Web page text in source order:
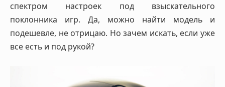
спектром настроек под взыскательного
поклонника игр. Да, можно найти модель и
подешевле, не отрицаю. Но зачем искать, если уже
все есть и под рукой?